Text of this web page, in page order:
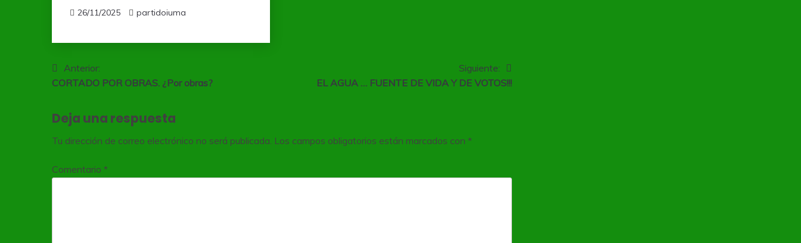
26/11/2025 partidoiuma
Navegación
de
entradas
Anterior:
CORTADO POR OBRAS. ¿Por obras?
Siguiente:
EL AGUA … FUENTE DE VIDA Y DE VOTOS!!!
Deja una respuesta
Tu dirección de correo electrónico no será publicada. Los campos obligatorios están marcados con *
Comentario *